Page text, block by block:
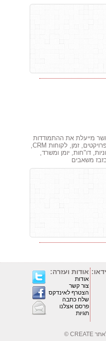
אשר מייעלת את ההתמודדות
עם מטלות מורכבות של ניהול פרויקטים, זמן, לקוחות CRM,
דו"חות, יומן ומשרד,
משאבים
אודות ועזרה:
אודות
צור קשר
הצטרף לאינדקס
שלח כתבה
פרסם אצלנו
תגיות
CREATE ©